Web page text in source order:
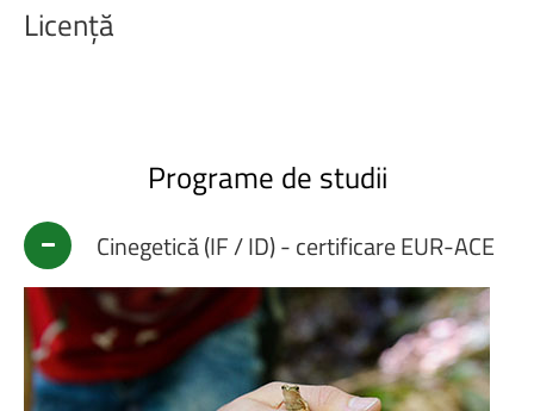
Licență
Programe de studii
Cinegetică (IF / ID) - certificare EUR-ACE